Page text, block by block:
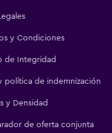
y Condiciones
de Integridad
política de indemnización
y Densidad
de oferta conjunta